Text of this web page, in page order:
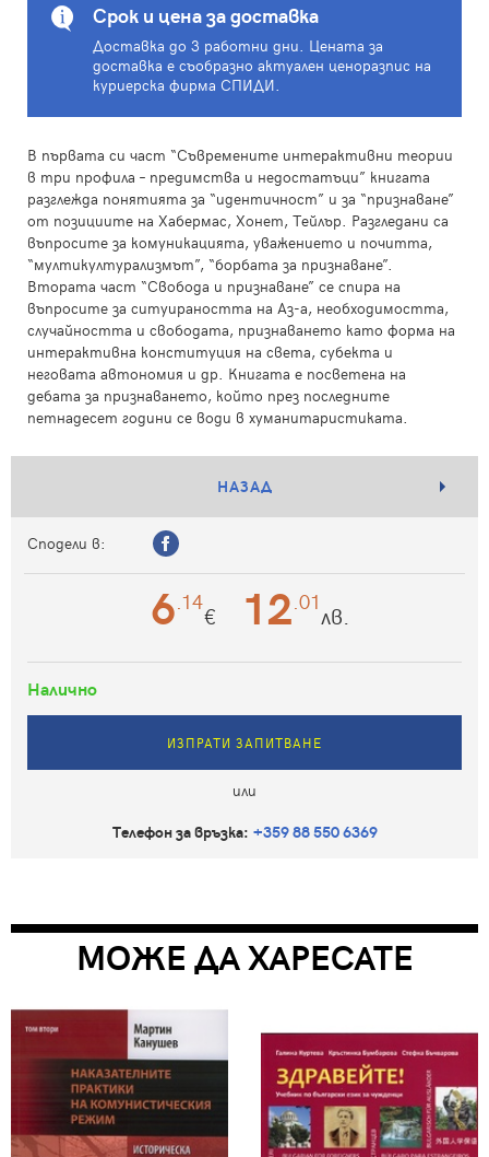
Срок и цена за доставка
Доставка до 3 работни дни. Цената за
доставка е съобразно актуален ценоразпис на
куриерска фирма СПИДИ.
В първата си част “Съвремените интерактивни теории
в три профила – предимства и недостатъци” книгата
разглежда понятията за “идентичност” и за “признаване”
от позициите на Хабермас, Хонет, Тейлър. Разгледани са
въпросите за комуникацията, уважението и почитта,
“мултикултурализмът”, “борбата за признаване”.
Втората част “Свобода и признаване” се спира на
въпросите за ситуираността на Аз-а, необходимостта,
случайността и свободата, признаването като форма на
интерактивна конституция на света, субекта и
неговата автономия и др. Книгата е посветена на
дебата за признаването, който през последните
петнадесет години се води в хуманитаристиката.
НАЗАД
Сподели в:
6 .14€ 12 .01лв.
Налично
ИЗПРАТИ ЗАПИТВАНЕ
или
Телефон за връзка: +359 88 550 6369
МОЖЕ ДА ХАРЕСАТЕ